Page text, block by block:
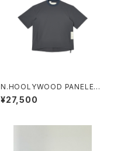
N.HOOLYWOOD PANELED
T-SHIRT
¥27,500